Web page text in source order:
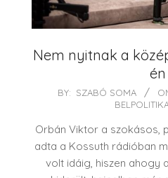
Nem nyitnak a
én
09
BY: SZABÓ SOMA
Orbán Viktor a szokásos,
adta a Kossuth rádióban
volt idáig, hiszen ahogy